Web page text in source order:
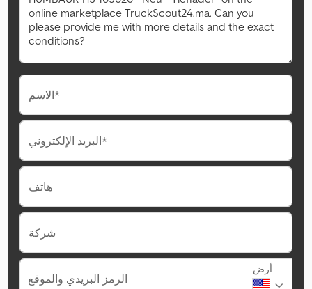
الاسم*
البريد الإلكتروني*
هاتف
شركة
الرمز البريدي والموقع
أرض